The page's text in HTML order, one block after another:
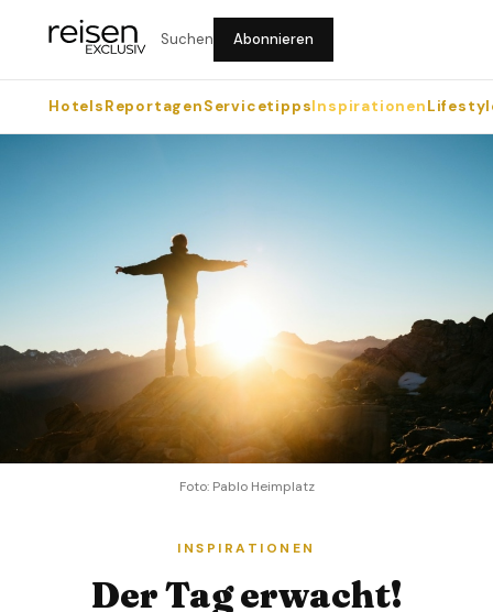
Suchen Abonnieren
HotelsReportagenServicetippsInspirationen
Foto: Pablo Heimplatz
INSPIRATIONEN
Der Tag erwacht!